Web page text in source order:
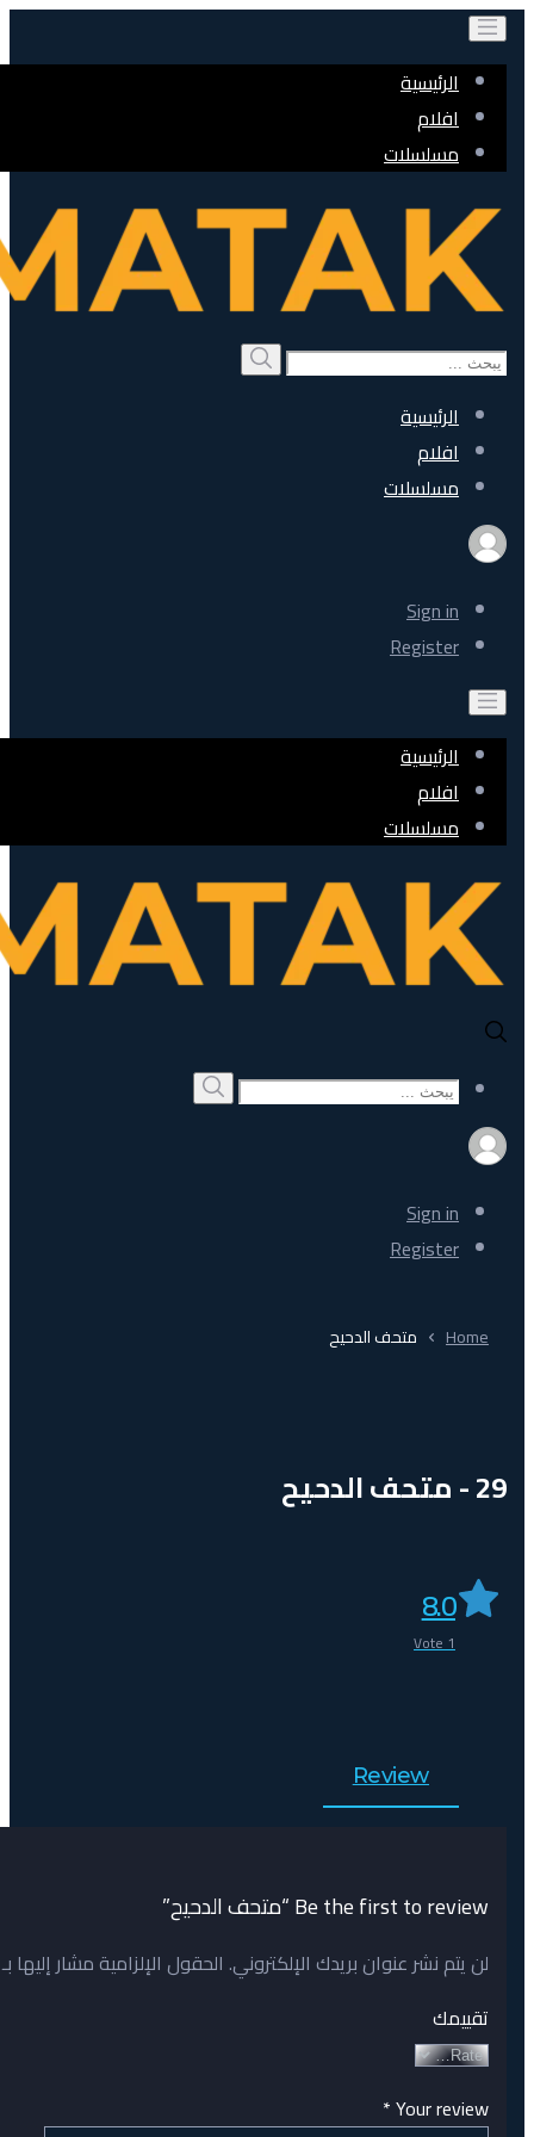
الرئيسية
افلام
مسلسلات
Search
بحث
الرئيسية
افلام
مسلسلات
Sign in
Register
الرئيسية
افلام
مسلسلات
Search
بحث
Sign in
Register
Home متحف الدحيح
29 - متحف الدحيح
8.0
1
Vote
Review
Be the first to review “متحف الدحيح”
لن يتم نشر عنوان بريدك الإلكتروني. الحقول الإلزامية مشار إليها
تقييمك
Your review
*